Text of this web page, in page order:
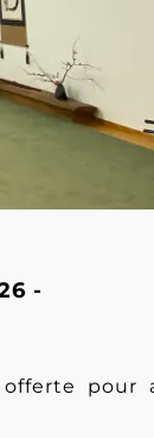
-
pour